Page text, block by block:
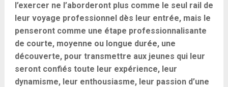
l’exercer ne l’aborderont plus comme le seul rail de
leur voyage professionnel dès leur entrée, mais le
penseront comme une étape professionnalisante
de courte, moyenne ou longue durée, une
découverte, pour transmettre aux jeunes qui leur
seront confiés toute leur expérience, leur
dynamisme, leur enthousiasme, leur passion d’une